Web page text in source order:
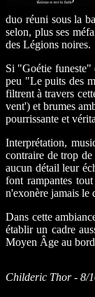
duo réuni sous la
selon, plus ses
des Légions noires.
Si "Goétie funeste"
peu "Le puits des
filtrent à travers
vent') et brumes
pourrissante et
Interprétation,
contraire de trop
aucun détail leur
font rampantes
n'exonère jamais le
Dans cette
établir un cadre
Moyen Âge au
Childeric Thor - 8/